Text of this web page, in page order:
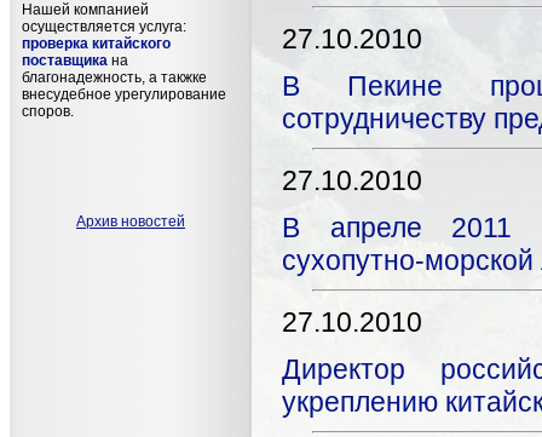
Нашей компанией
осуществляется услуга:
проверка китайского
поставщика на
благонадежность, а такжке
внесудебное урегулирование
споров.
Архив новостей
27.10.2010
В Пекине
сотрудничеству
27.10.2010
В апреле 2011
сухопутно-
27.10.2010
Директор
укреплению